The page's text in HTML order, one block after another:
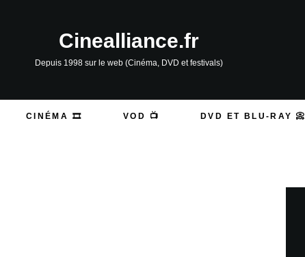
Cinealliance.fr
Depuis 1998 sur le web (Cinéma, DVD et festivals)
CINÉMA 🎞️ VOD 📺 DVD ET BLU-RAY 📀